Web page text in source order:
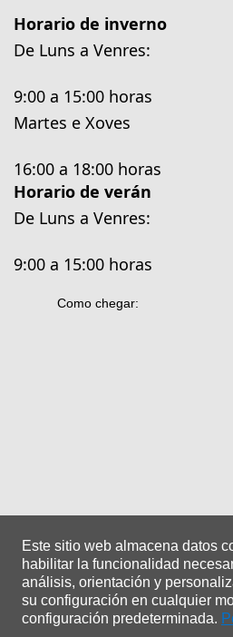
Este sitio web almacena datos
habilitar la funcionalidad
análisis, orientación y
su configuración en cualquier
configuración predeterminada.
Horario de inverno
De Luns a Venres:
9:00 a 15:00 horas
Martes e Xoves
16:00 a 18:00 horas
Horario de verán
De Luns a Venres:
9:00 a 15:00 horas
Como chegar: